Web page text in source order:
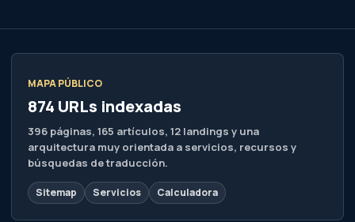
Operativa y gestión
Accesos para clientes, traductores, proyectos,
formación, empleo, KPIs y directorio profesional.
Clientes Traductores TMS Jobs
Learning